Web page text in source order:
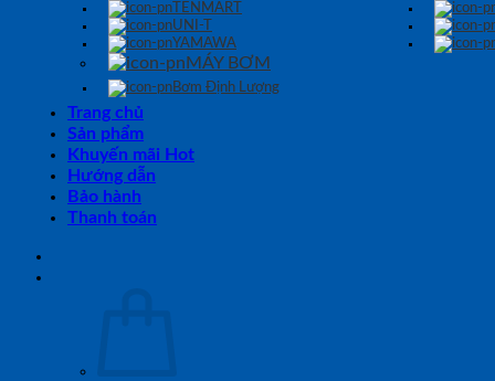
TENMART
UNI-T
YAMAWA
MÁY BƠM
Bơm Định Lượng
Trang chủ
Sản phẩm
Khuyến mãi Hot
Hướng dẫn
Bảo hành
Thanh toán